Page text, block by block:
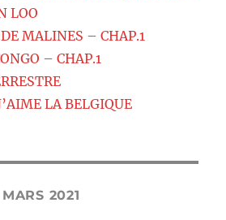
LOO
DE MALINES – CHAP.1
– CHAP.1
LA BELGIQUE
2021